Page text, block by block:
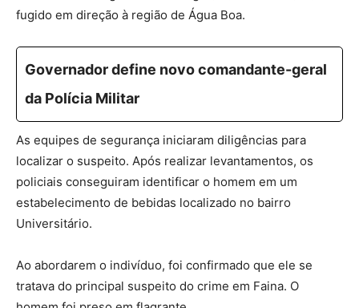
fugido em direção à região de Água Boa.
Governador define novo comandante-geral
da Polícia Militar
As equipes de segurança iniciaram diligências para
localizar o suspeito. Após realizar levantamentos, os
policiais conseguiram identificar o homem em um
estabelecimento de bebidas localizado no bairro
Universitário.
Ao abordarem o indivíduo, foi confirmado que ele se
tratava do principal suspeito do crime em Faina. O